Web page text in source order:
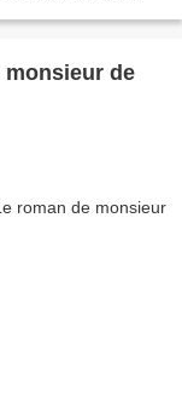
monsieur de